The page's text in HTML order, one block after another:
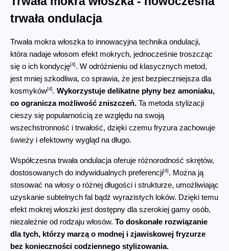
trwała ondulacja
Trwała mokra włoszka to innowacyjna technika ondulacji,
która nadaje włosom efekt mokrych, jednocześnie troszcząc
się o ich kondycję[4] . W odróżnieniu od klasycznych metod,
jest mniej szkodliwa, co sprawia, że jest bezpieczniejsza dla
kosmyków[4] . Wykorzystuje delikatne płyny bez amoniaku,
co ogranicza możliwość zniszczeń. Ta metoda stylizacji
cieszy się popularnością ze względu na swoją
wszechstronność i trwałość, dzięki czemu fryzura zachowuje
świeży i efektowny wygląd na długo.
Współczesna trwała ondulacja oferuje różnorodność skrętów,
dostosowanych do indywidualnych preferencji[4] . Można ją
stosować na włosy o różnej długości i strukturze, umożliwiając
uzyskanie subtelnych fal bądź wyrazistych loków. Dzięki temu
efekt mokrej włoszki jest dostępny dla szerokiej gamy osób,
niezależnie od rodzaju włosów. To doskonałe rozwiązanie
dla tych, którzy marzą o modnej i zjawiskowej fryzurze
bez konieczności codziennego stylizowania.